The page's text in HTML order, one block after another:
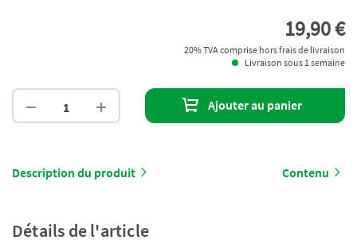
19,90 €
20% TVA comprise hors frais de livraison
Livraison sous 1 semaine
Ajouter au panier
Description du produit Contenu
Détails de l'article